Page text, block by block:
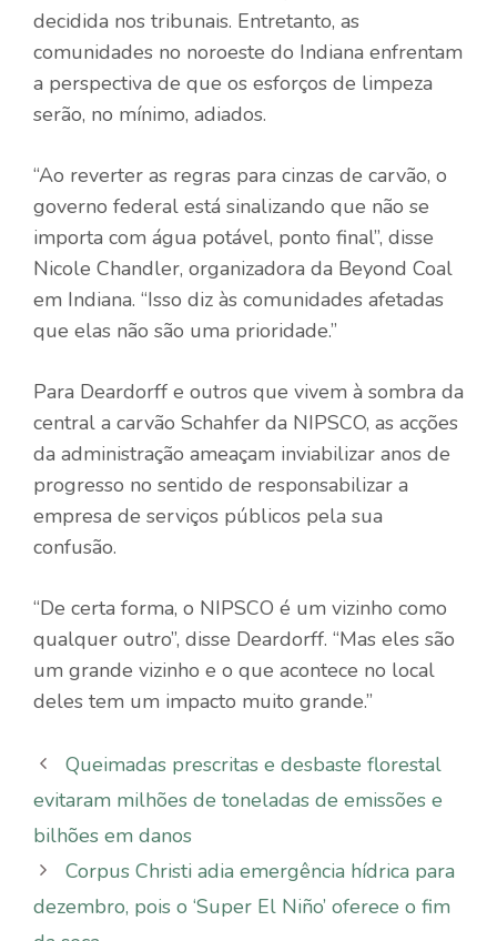
decidida nos tribunais. Entretanto, as
comunidades no noroeste do Indiana enfrentam
a perspectiva de que os esforços de limpeza
serão, no mínimo, adiados.
“Ao reverter as regras para cinzas de carvão, o
governo federal está sinalizando que não se
importa com água potável, ponto final”, disse
Nicole Chandler, organizadora da Beyond Coal
em Indiana. “Isso diz às comunidades afetadas
que elas não são uma prioridade.”
Para Deardorff e outros que vivem à sombra da
central a carvão Schahfer da NIPSCO, as acções
da administração ameaçam inviabilizar anos de
progresso no sentido de responsabilizar a
empresa de serviços públicos pela sua
confusão.
“De certa forma, o NIPSCO é um vizinho como
qualquer outro”, disse Deardorff. “Mas eles são
um grande vizinho e o que acontece no local
deles tem um impacto muito grande.”
Queimadas prescritas e desbaste florestal
evitaram milhões de toneladas de emissões e
bilhões em danos
Corpus Christi adia emergência hídrica para
dezembro, pois o ‘Super El Niño’ oferece o fim